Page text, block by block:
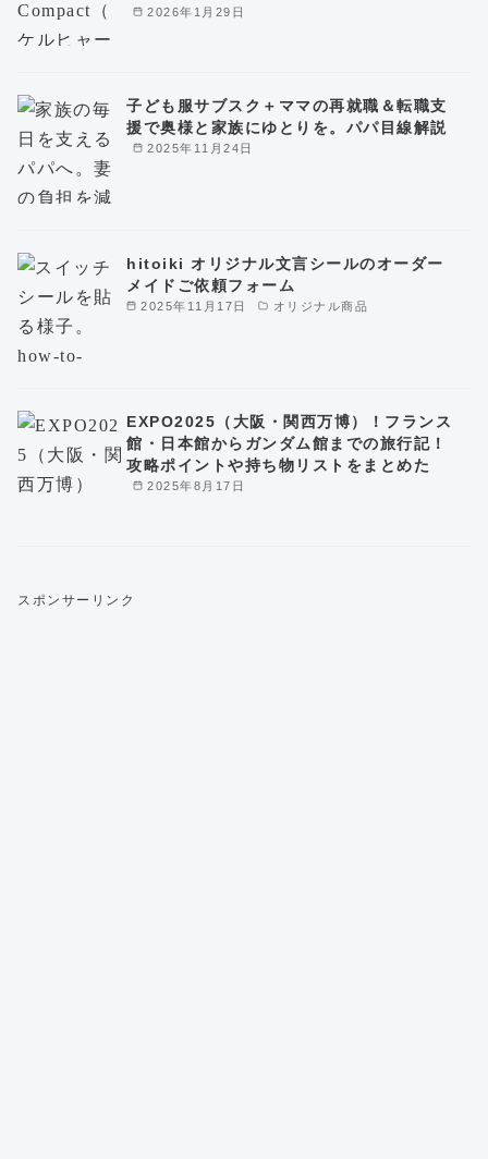
2026年1月29日
2025年11月24日
子ども服サブスク＋ママの再就職＆転職支
援で奥様と家族にゆとりを。パパ目線解説
2025年11月17日 オリジナル商品
hitoiki オリジナル文言シールのオーダー
メイドご依頼フォーム
2025年8月17日
EXPO2025（大阪・関西万博）！フランス
館・日本館からガンダム館までの旅行記！
攻略ポイントや持ち物リストをまとめた
スポンサーリンク